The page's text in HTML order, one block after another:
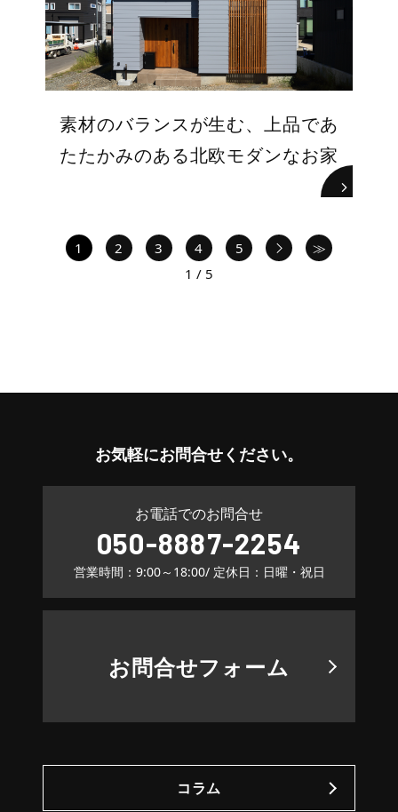
素材のバランスが生む、上品であ
たたかみのある北欧モダンなお家
1 2 3 4 5 次へ
≫
1 / 5
お気軽にお問合せください。
お電話でのお問合せ
050-8887-2254
営業時間：9:00～18:00/ 定休日：日曜・祝日
お問合せフォーム
コラム